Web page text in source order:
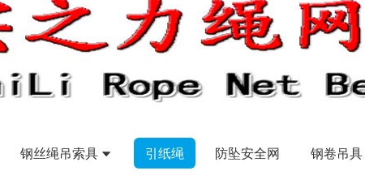
钢丝绳吊索具 引纸绳 防坠安全网 钢卷吊具